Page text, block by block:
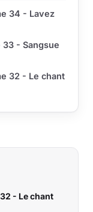
34 - Lavez
33 - Sangsue
32 - Le chant
- Le chant